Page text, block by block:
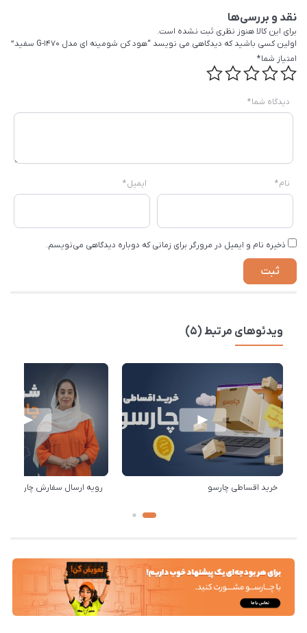
نقد و بررسی‌ها
برای این کالا هنوز نظری ثبت نشده است.
اولین کسی باشید که دیدگاهی می نویسد “هود کن شومینه ای مدل G-1470 سفید”
امتیاز شما*
دیدگاه شما*
نام* ایمیل*
ذخیره نام و ایمیل در مرورگر برای زمانی که دوباره دیدگاهی می‌نویسم.
ویدئوهای مرتبط (5)
خرید اقساطی چارسو رویه ارسال سفارش چارسو